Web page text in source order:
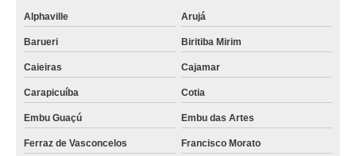
Alphaville Arujá
Barueri Biritiba Mirim
Caieiras Cajamar
Carapicuíba Cotia
Embu Guaçú Embu das Artes
Ferraz de Vasconcelos Francisco Morato